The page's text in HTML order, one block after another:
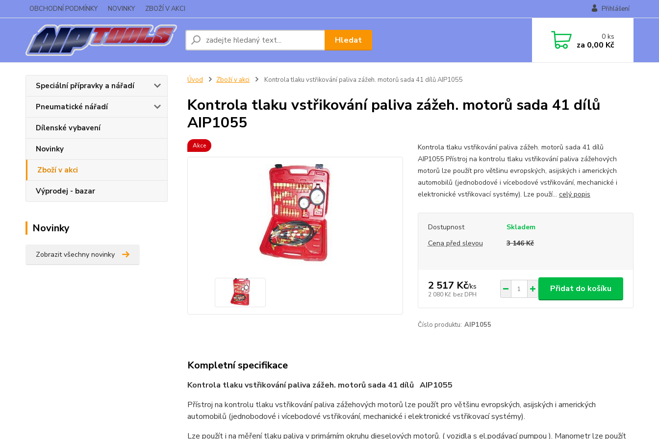
OBCHODNÍ PODMÍNKY NOVINKY ZBOŽÍ V AKCI Přihlášení
Hledat 0ks
za 0,00 Kč
Speciální přípravky a nářadí
Pneumatické nářadí
Dílenské vybavení
Novinky
Zboží v akci
Výprodej - bazar
Novinky
Zobrazit všechny novinky
Úvod Zboží v akci Kontrola tlaku vstřikování paliva zážeh. motorů sada 41 dílů AIP1055
Kontrola tlaku vstřikování paliva zážeh. motorů sada 41 dílů
AIP1055
Akce
Kontrola tlaku vstřikování paliva zážeh. motorů sada 41 dílů
AIP1055 Přístroj na kontrolu tlaku vstřikování paliva zážehových
motorů lze použít pro většinu evropských, asijských i amerických
automobilů (jednobodové i vícebodové vstřikování, mechanické i
elektronické vstřikovací systémy). Lze použí... celý popis
Dostupnost
Skladem
Cena před slevou
3 146 Kč
2 517 Kč/ks
2 080 Kč bez DPH
Přidat do košíku
Číslo produktu: AIP1055
Kompletní specifikace
Kontrola tlaku vstřikování paliva zážeh. motorů sada 41 dílů AIP1055
Přístroj na kontrolu tlaku vstřikování paliva zážehových motorů lze použít pro většinu evropských, asijských i amerických
automobilů (jednobodové i vícebodové vstřikování, mechanické i elektronické vstřikovací systémy).
Lze použít i na měření tlaku paliva v primárním okruhu dieselových motorů. ( vozidla s el.podávací pumpou ). Manometr lze použít